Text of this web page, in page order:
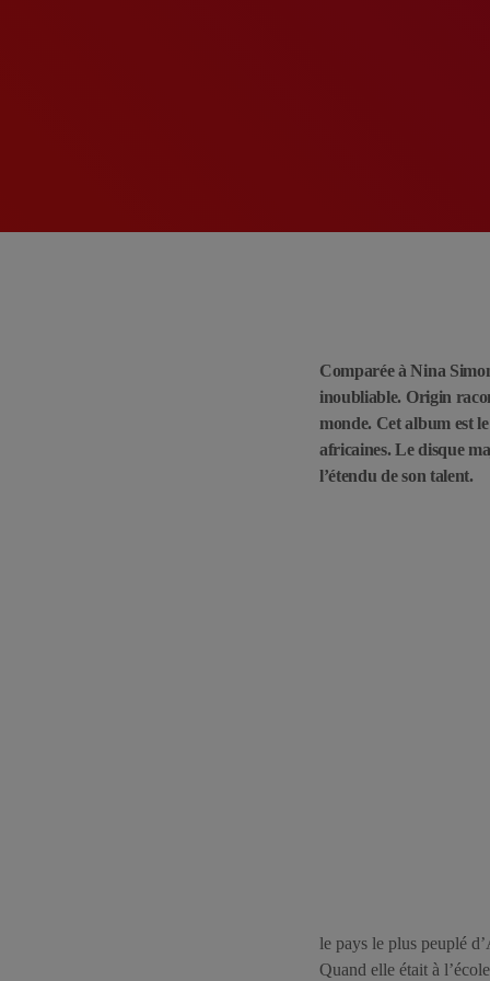
Comparée à Nina
inoubliable. Origin
monde. Cet album est
africaines. Le disque
l’étendu de son talent.
le pays le plus peuplé
Quand elle était à